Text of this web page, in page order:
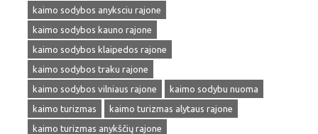
kaimo sodybos anyksciu rajone
kaimo sodybos kauno rajone
kaimo sodybos klaipedos rajone
kaimo sodybos traku rajone
kaimo sodybos vilniaus rajone
kaimo sodybu nuoma
kaimo turizmas
kaimo turizmas alytaus rajone
kaimo turizmas anykščių rajone